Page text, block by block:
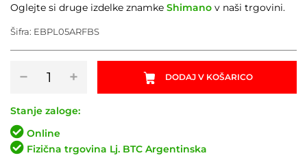
−
obloge
LO5A
RF
OEM
količina
+ DODAJ V KOŠARICO
Oglejte si druge izdelke znamke Shimano v naši trgovini.
Šifra: EBPL05ARFBS
Stanje zaloge:
Online
Fizična trgovina Lj. BTC Argentinska